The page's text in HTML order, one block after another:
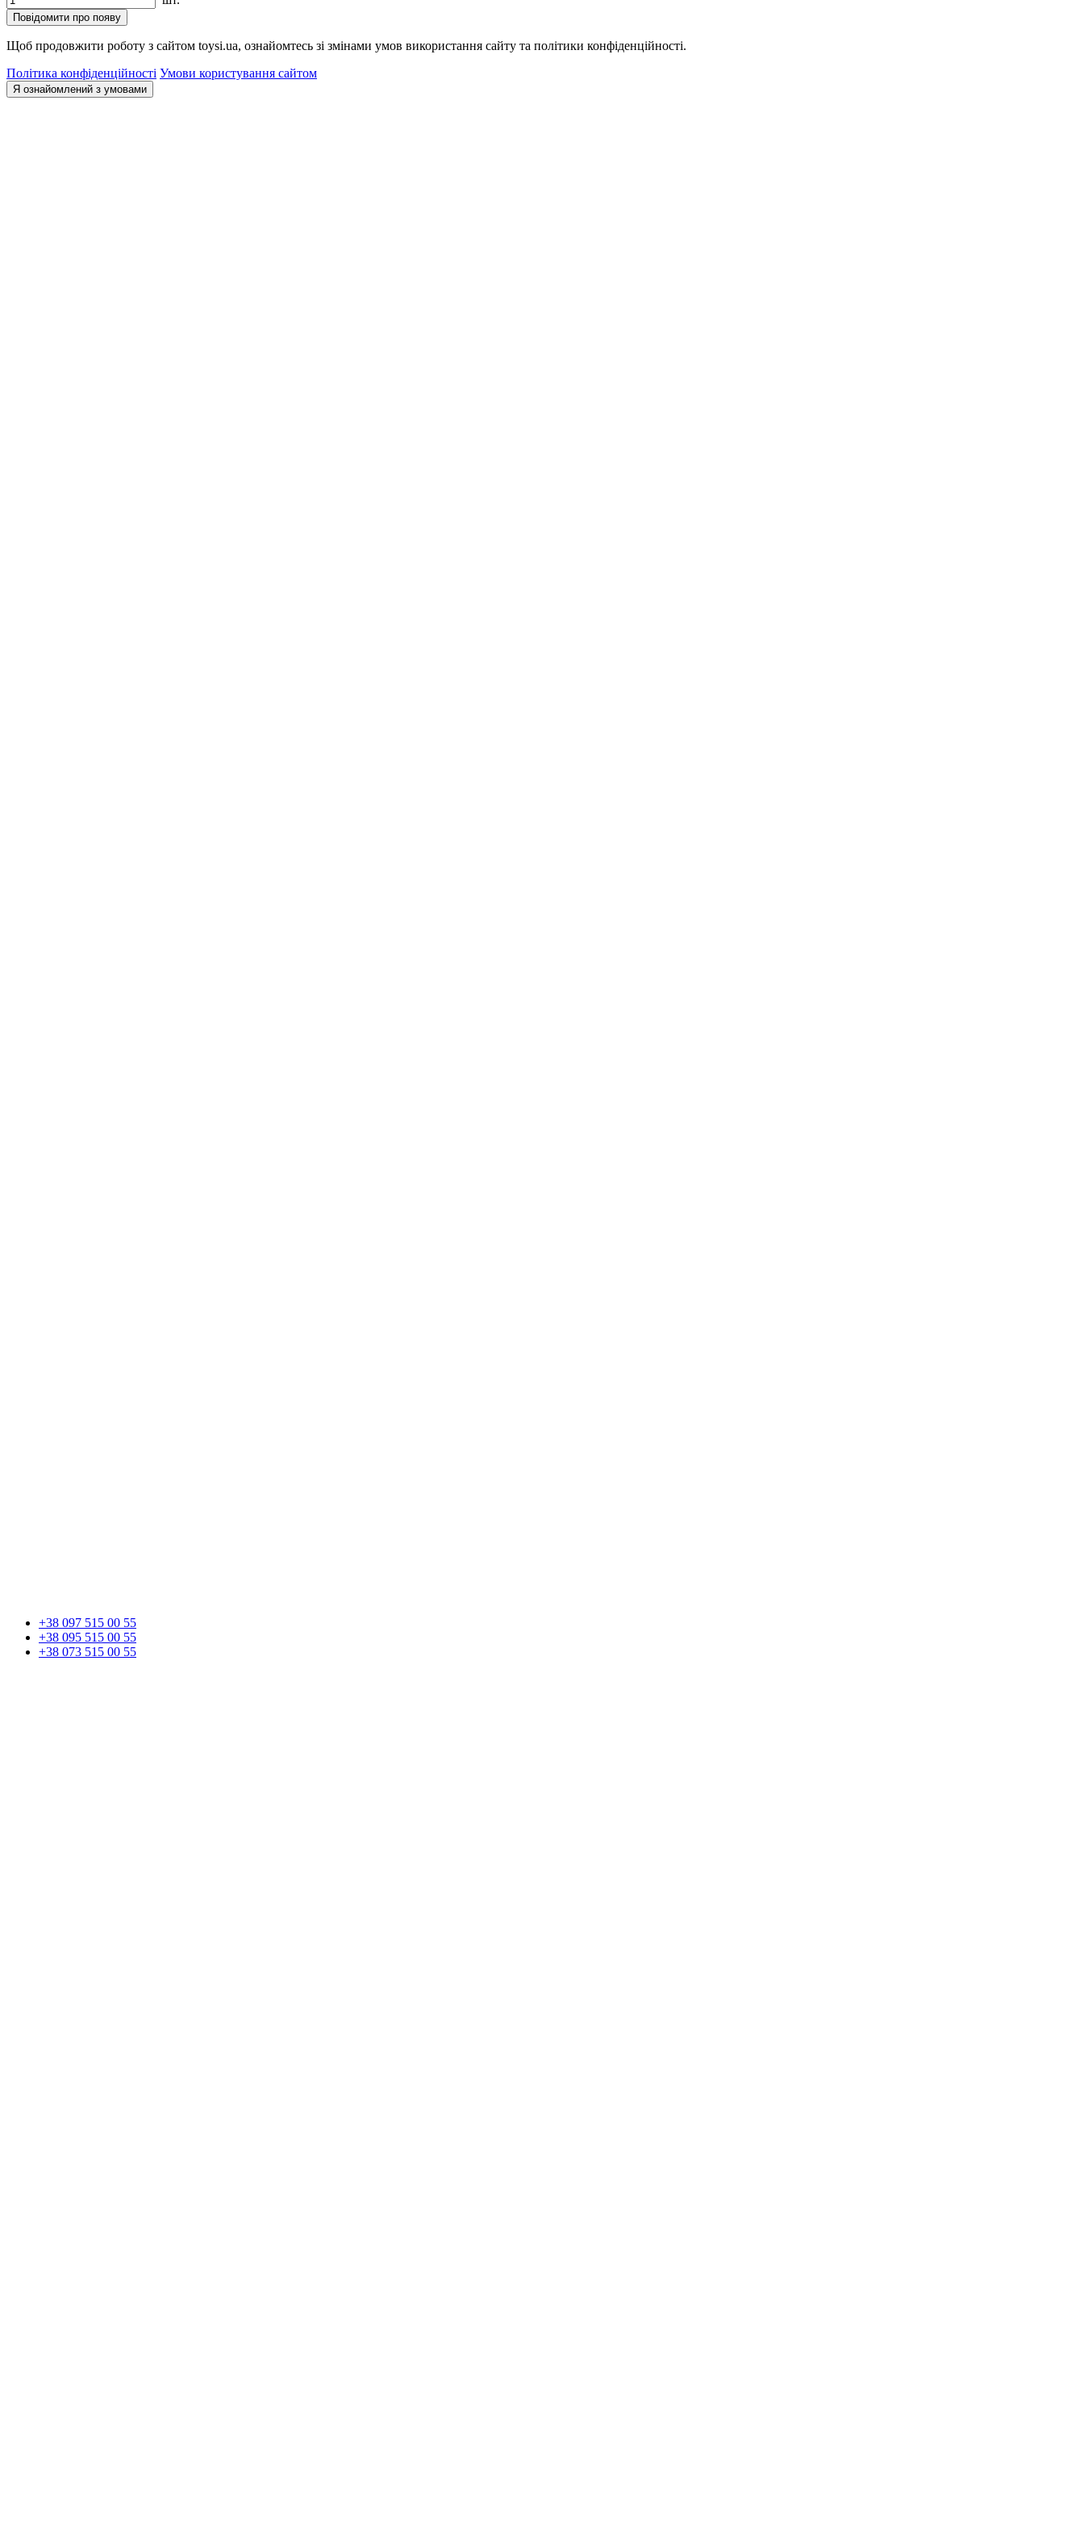
Повідомити про появу
Щоб продовжити роботу з сайтом toysi.ua, ознайомтесь зі змінами умов використання сайту та політики конфіденційності.
Політика конфіденційності Умови користування сайтом
Я ознайомлений з умовами
+38 097 515 00 55
+38 095 515 00 55
+38 073 515 00 55